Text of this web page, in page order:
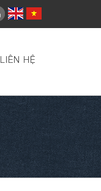
LIÊN HỆ